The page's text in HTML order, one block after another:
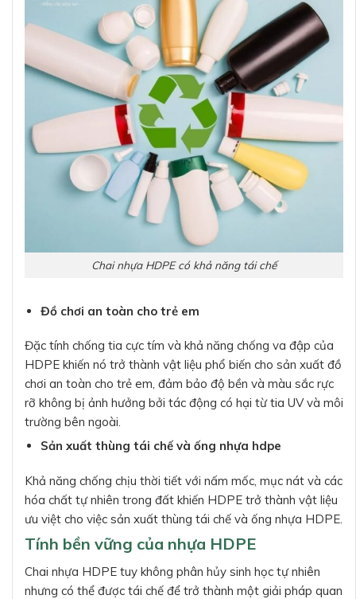
Chai nhựa HDPE có khả năng tái chế
Đồ chơi an toàn cho trẻ em
Đặc tính chống tia cực tím và khả năng chống va đập của
HDPE khiến nó trở thành vật liệu phổ biến cho sản xuất đồ
chơi an toàn cho trẻ em, đảm bảo độ bền và màu sắc rực
rỡ không bị ảnh hưởng bởi tác động có hại từ tia UV và môi
trường bên ngoài.
Sản xuất thùng tái chế và ống nhựa hdpe
Khả năng chống chịu thời tiết với nấm mốc, mục nát và các
hóa chất tự nhiên trong đất khiến HDPE trở thành vật liệu
ưu việt cho việc sản xuất thùng tái chế và ống nhựa HDPE.
Tính bền vững của nhựa HDPE
Chai nhựa HDPE tuy không phân hủy sinh học tự nhiên
nhưng có thể được tái chế để trở thành một giải pháp quan